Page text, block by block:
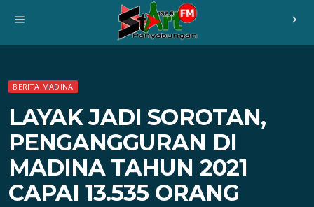
menu chevron_right
BERITA MADINA
LAYAK JADI SOROTAN,
PENGANGGURAN DI
MADINA TAHUN 2021
CAPAI 13.535 ORANG